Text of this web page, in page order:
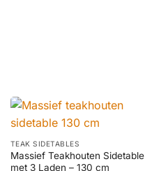
TEAK SIDETABLES
Massief Teakhouten Sidetable
met 3 Laden – 130 cm